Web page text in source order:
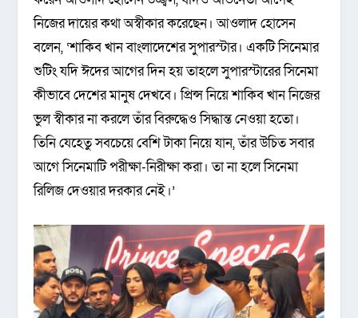
নিজের দায়ের কথা অস্বীকার করেছেন। আওলাদ হোসেন
বলেন, ‘শাকিব খান বাংলাদেশের সুপারস্টার। একটি সিনেমার
শুটিং যদি ঈদের আগের দিন হয় তাহলে সুপারস্টারের সিনেমা
কীভাবে দেশের মানুষ দেখবে। প্রিন্স নিয়ে শাকিব খান নিজের
ভুল স্বীকার না করলে তাঁর বিরুদ্ধেও সিদ্ধান্ত নেওয়া হতো।
তিনি যেহেতু সবচেয়ে বেশি টাকা নিয়ে যান, তাঁর উচিত সবার
আগে সিনেমাটি পরীক্ষা-নিরীক্ষা করা। তা না হলে সিনেমা
রিলিজ দেওয়ার দরকার নেই।’